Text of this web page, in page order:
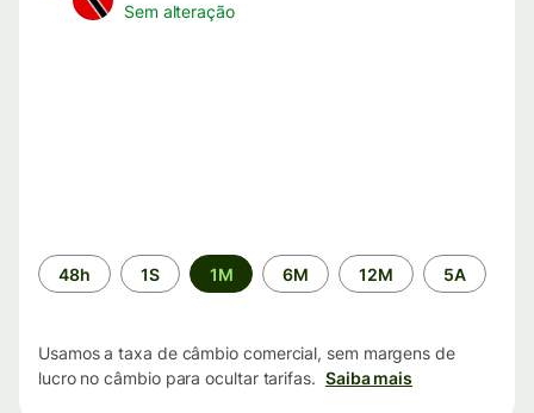
Sem alteração
Período
de
48h 1S 1M 6M 12M 5A
Usamos a taxa de câmbio comercial, sem margens de
lucro no câmbio para ocultar tarifas. Saiba mais